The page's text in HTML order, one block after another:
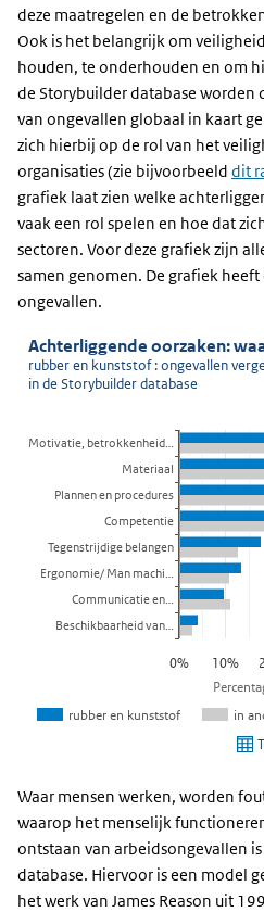
deze maatregelen en de
Ook is het belangrijk om
houden, te onderhouden en om
de Storybuilder database worden
van ongevallen globaal in kaart
zich hierbij op de rol van het
organisaties (zie bijvoorbeeld dit
grafiek laat zien welke
vaak een rol spelen en hoe dat
sectoren. Voor deze grafiek zijn
samen genomen. De grafiek
ongevallen.
Waar mensen werken, worden
waarop het menselijk
ontstaan van arbeidsongevallen
database. Hiervoor is een model
het werk van James Reason uit